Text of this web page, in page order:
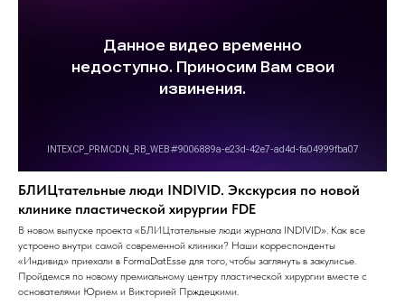
БЛИЦтательные люди INDIVID. Экскурсия по новой
клинике пластической хирургии FDE
В новом выпуске проекта «БЛИЦтательные люди журнала INDIVID». Как все
устроено внутри самой современной клиники? Наши корреспонденты
«Индивид» приехали в FormaDatEsse для того, чтобы заглянуть в закулисье.
Пройдемся по новому премиальному центру пластической хирургии вместе с
основателями Юрием и Викторией Прждецкими.